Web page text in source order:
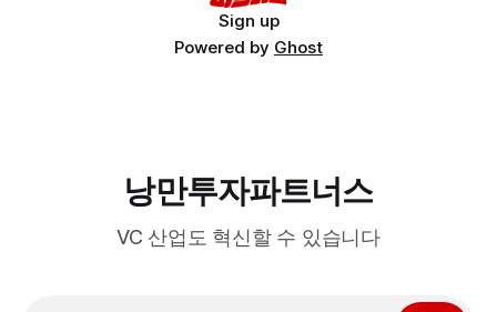
Sign up
Powered by Ghost
낭만투자파트너스
VC 산업도 혁신할 수 있습니다